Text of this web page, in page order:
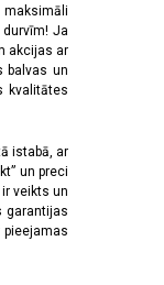
Ja
akcijas ar
balvas un
kvalitātes
istabā, ar
un preci
veikts un
garantijas